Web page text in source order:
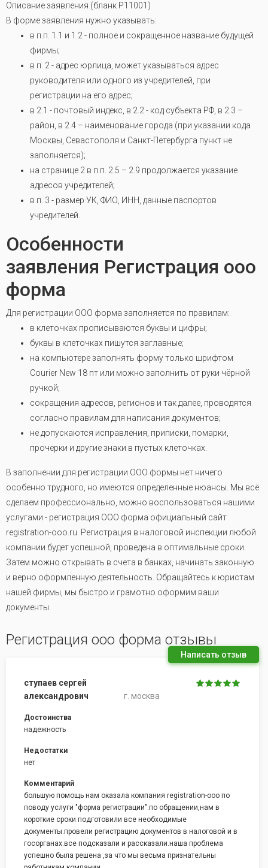
Описание заявления (бланк P11001)
В форме заявления нужно указывать:
в п.п. 1.1 и 1.2 - полное и сокращенное название будущей
фирмы;
в п. 2 - адрес юрлица, может указываться адрес
руководителя или одного из учредителей, при
регистрации на его адрес;
в 2.1 - почтовый индекс, в 2.2 - код субъекта РФ, в 2.3 –
район, в 2.4 – наименование города (при указании кода
Москвы, Севастополя и Санкт-Петербурга пункт не
заполняется);
на странице 2 в п.п. 2.5 – 2.9 продолжается указание
адресов учредителей;
в п. 3 - размер УК, ФИО, ИНН, данные паспортов
учредителей.
Особенности
заявления Регистрация ооо
форма
Для регистрации ООО форма заполняется по правилам:
в клеточках прописываются буквы и цифры;
буквы в клеточках пишутся заглавные;
на компьютере заполнять форму только шрифтом
Courier New 18 пт или можно заполнить от руки чёрной
ручкой;
сокращения адресов, регионов и так далее, проводятся
согласно правилам для написания документов;
не допускаются исправления, приписки, помарки,
прочерки и другие знаки в пустых клеточках.
В заполнении для регистрации ООО формы нет ничего
особенно трудного, но имеются определенные нюансы. Мы всё
сделаем профессионально, можно воспользоваться нашими
услугами - регистрация ООО форма официальный сайт
registration-ooo.ru. Регистрация в налоговой инспекции любой
компании будет успешной, проведена в оптимальные сроки.
Затем можно открывать в счета в банках, начинать законную
и верно оформленную деятельность. Обращайтесь к юристам
нашей фирмы, мы быстро и грамотно оформим ваши
документы.
Регистрация ооо форма отзывы
Написать отзыв
ступаев сергей
александрович
г. москва
Достоинства
надежность
Недостатки
нет
Комментарий
большую помощь нам оказала компания registration-ooo по
поводу услуги "форма регистрации".по обращении,нам в
короткие сроки подготовили все необходимые
документы.провели регистрацию документов в налоговой и в
госорганах.все подсказали и рассказали.наша проблема
успешно была решена ,за что мы весьма признательны